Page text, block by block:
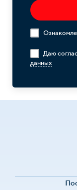
Даю
данных